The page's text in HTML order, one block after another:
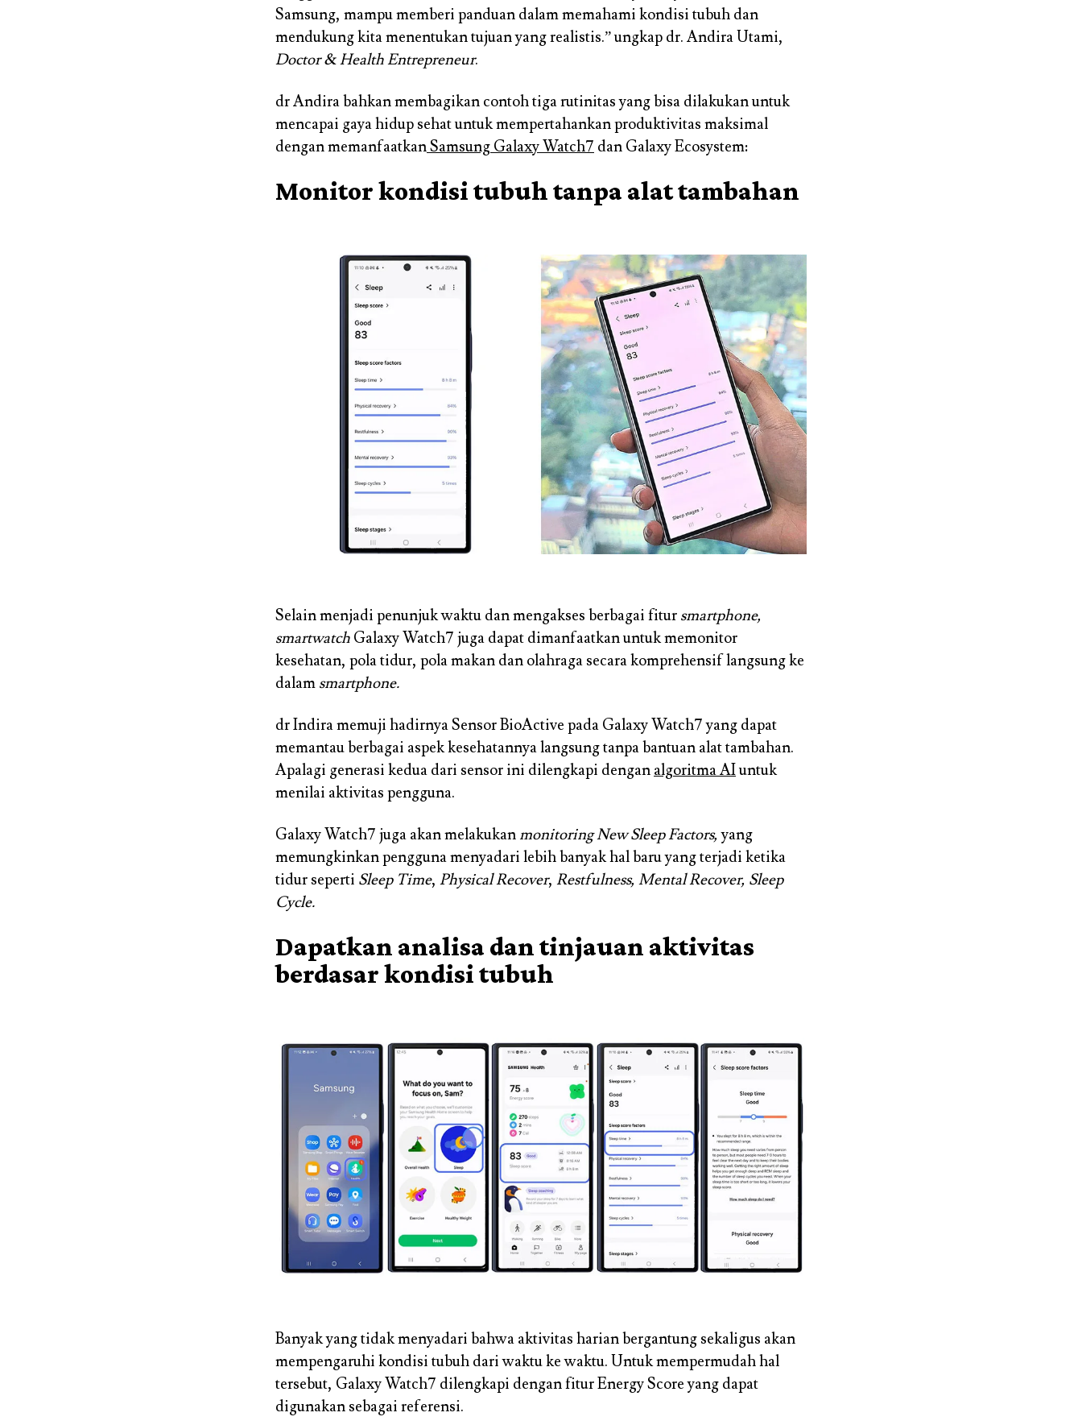
Samsung, mampu memberi panduan dalam memahami kondisi tubuh dan
mendukung kita menentukan tujuan yang realistis.” ungkap dr. Andira Utami,
Doctor & Health Entrepreneur.
dr Andira bahkan membagikan contoh tiga rutinitas yang bisa dilakukan untuk
mencapai gaya hidup sehat untuk mempertahankan produktivitas maksimal
dengan memanfaatkanSamsung Galaxy Watch7 dan Galaxy Ecosystem:
Monitor kondisi tubuh tanpa alat tambahan
Selain menjadi penunjuk waktu dan mengakses berbagai fitur smartphone,
smartwatch Galaxy Watch7 juga dapat dimanfaatkan untuk memonitor
kesehatan, pola tidur, pola makan dan olahraga secara komprehensif langsung ke
dalam smartphone.
dr Indira memuji hadirnya Sensor BioActive pada Galaxy Watch7 yang dapat
memantau berbagai aspek kesehatannya langsung tanpa bantuan alat tambahan.
Apalagi generasi kedua dari sensor ini dilengkapi dengan algoritma AIuntuk
menilai aktivitas pengguna.
Galaxy Watch7 juga akan melakukan monitoring New Sleep Factors, yang
memungkinkan pengguna menyadari lebih banyak hal baru yang terjadi ketika
tidur seperti Sleep Time, Physical Recover, Restfulness, Mental Recover, Sleep
Cycle.
Dapatkan analisa dan tinjauan aktivitas
berdasar kondisi tubuh
Banyak yang tidak menyadari bahwa aktivitas harian bergantung sekaligus akan
mempengaruhi kondisi tubuh dari waktu ke waktu. Untuk mempermudah hal
tersebut, Galaxy Watch7 dilengkapi dengan fitur Energy Score yang dapat
digunakan sebagai referensi.